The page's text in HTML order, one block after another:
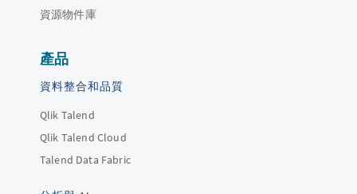
資源物件庫
產品
資料整合和品質
Qlik Talend
Qlik Talend Cloud
Talend Data Fabric